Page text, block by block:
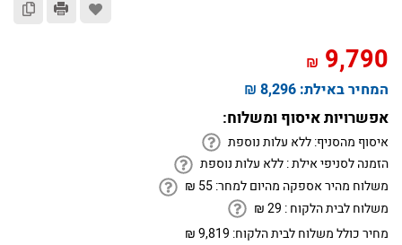
₪
9,790
₪
המחיר באילת: 8,296 ₪
אפשרויות איסוף ומשלוח:
איסוף מהסניף:ללא עלות נוספת
הזמנה לסניפי אילת :ללא עלות נוספת
משלוח מהיר אספקה מהיום למחר:
₪ 55
משלוח לבית הלקוח :
₪29
מחיר כולל משלוח לבית הלקוח: 9,819 ₪